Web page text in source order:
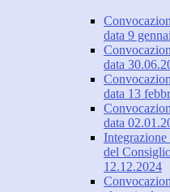
data 9
data
data 13
data
del
12.12.2024